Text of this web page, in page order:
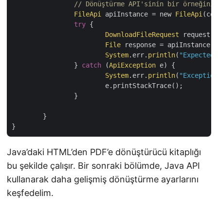
FileApi apiInstance = new FileApi
try {
DownloadFileRequest request
File response =
System.err. println(
		}
catch (ApiException e) {
System.err. println(
Java’daki HTML’den PDF’e dönüştürücü kitaplığı
bu şekilde çalışır. Bir sonraki bölümde, Java API
kullanarak daha gelişmiş dönüştürme ayarlarını
keşfedelim.